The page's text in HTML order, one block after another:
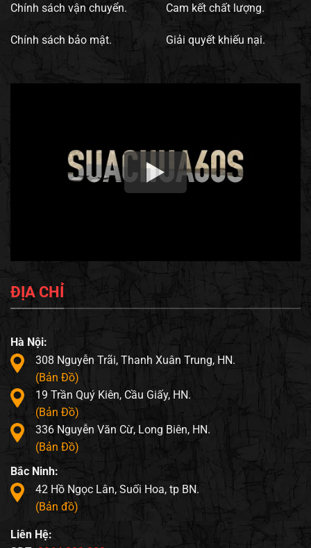
Chính sách vận chuyển.
Chính sách bảo mật.
Cam kết chất lượng.
Giải quyết khiếu nại.
ĐỊA CHỈ
Hà Nội:
308 Nguyễn Trãi, Thanh Xuân Trung, HN.
(Bản Đồ)
19 Trần Quý Kiên, Cầu Giấy, HN.
(Bản Đồ)
336 Nguyễn Văn Cừ, Long Biên, HN.
(Bản Đồ)
Bắc Ninh:
42 Hồ Ngọc Lân, Suối Hoa, tp BN.
(Bản đồ)
Liên Hệ: